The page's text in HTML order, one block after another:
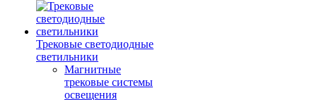
Трековые светодиодные
светильники
Магнитные
трековые системы
освещения